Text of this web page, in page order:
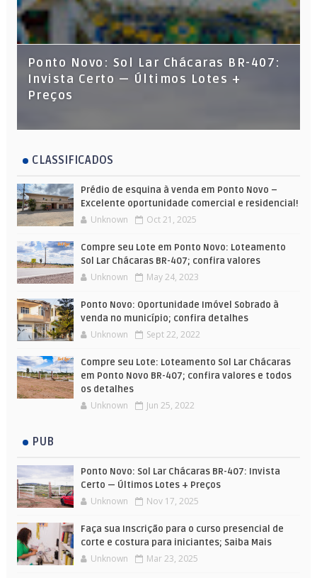
Ponto Novo: Sol Lar Chácaras BR-407:
Invista Certo — Últimos Lotes +
Preços
CLASSIFICADOS
Prédio de esquina à venda em Ponto Novo –
Excelente oportunidade comercial e residencial!
Unknown Oct 21, 2025
Compre seu Lote em Ponto Novo: Loteamento
Sol Lar Chácaras BR-407; confira valores
Unknown May 24, 2023
Ponto Novo: Oportunidade Imóvel Sobrado à
venda no município; confira detalhes
Unknown Sept 22, 2022
Compre seu Lote: Loteamento Sol Lar Chácaras
em Ponto Novo BR-407; confira valores e todos
os detalhes
Unknown Jun 25, 2022
PUB
Ponto Novo: Sol Lar Chácaras BR-407: Invista
Certo — Últimos Lotes + Preços
Unknown Nov 17, 2025
Faça sua Inscrição para o curso presencial de
corte e costura para iniciantes; Saiba Mais
Unknown Mar 23, 2025